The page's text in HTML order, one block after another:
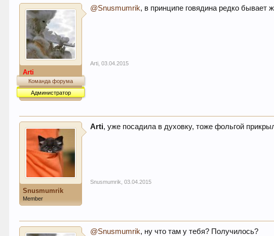
Arti
Команда форума
Администратор
@Snusmumrik, в принципе говядина редко бывает
Arti 03.04.2015
Snusmumrik
Member
Arti, уже посадила в духовку, тоже фольгой
Snusmumrik 03.04.2015
@Snusmumrik, ну что там у тебя? Получилось?